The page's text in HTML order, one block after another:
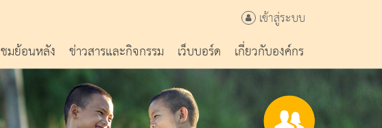
เข้าสู่ระบบ
ชมย้อนหลัง ข่าวสารและกิจกรรม เว็บบอร์ด เกี่ยวกับองค์กร